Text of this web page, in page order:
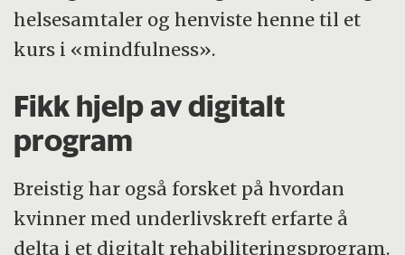
helsesamtaler og henviste henne til et
kurs i «mindfulness».
Fikk hjelp av digitalt
program
Breistig har også forsket på hvordan
kvinner med underlivskreft erfarte å
delta i et digitalt rehabiliteringsprogram.